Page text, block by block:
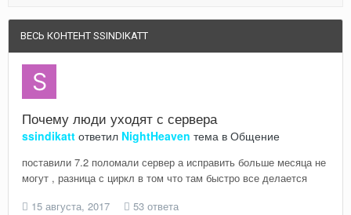
ВЕСЬ КОНТЕНТ SSINDIKATT
Почему люди уходят с сервера
ssindikatt ответил NightHeaven тема в Общение
поставили 7.2 поломали сервер а исправить больше месяца не
могут , разница с циркл в том что там быстро все делается
15 августа, 2017
53 ответа